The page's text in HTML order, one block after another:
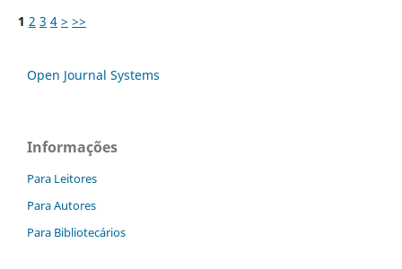
1 2 3 4 > >>
Open Journal Systems
Informações
Para Leitores
Para Autores
Para Bibliotecários